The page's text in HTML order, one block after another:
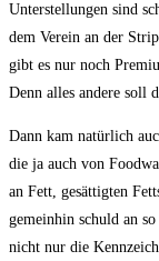
Unterstellungen sind
dem Verein an der
gibt es nur noch
Denn alles andere soll
Dann kam natürlich
die ja auch von
an Fett, gesättigten
gemeinhin schuld an
nicht nur die